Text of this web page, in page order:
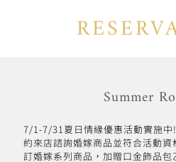
Summer
7/1-7/31夏日情緣優惠活動實施
約來店諮詢婚嫁商品並符合活動
訂婚嫁系列商品，加贈口金飾品包